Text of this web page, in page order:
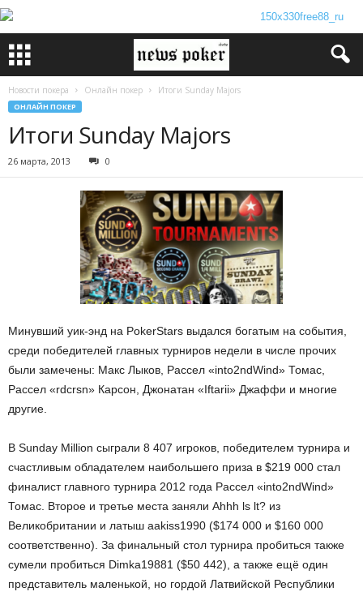
Новости покера Онлайн покер Итоги Sunday Majors
ОНЛАЙН ПОКЕР
Итоги Sunday Majors
26 марта, 2013 0
Минувший уик-энд на PokerStars выдался богатым на события,
среди победителей главных турниров недели в числе прочих
были замечены: Макс Лыков, Рассел «into2ndWind» Томас,
Рассел «rdcrsn» Карсон, Джонатан «Iftarii» Джаффи и многие
другие.
В Sunday Million сыграли 8 407 игроков, победителем турнира и
счастливым обладателем наибольшего приза в $219 000 стал
финалист главного турнира 2012 года Рассел «into2ndWind»
Томас. Второе и третье места заняли Ahhh ls lt? из
Великобритании и латыш aakiss1990 ($174 000 и $160 000
соответственно). За финальный стол турнира пробиться также
сумели пробиться Dimka19881 ($50 442), а также ещё один
представитель маленькой, но гордой Латвийской Республики